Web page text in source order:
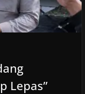
Lepas”